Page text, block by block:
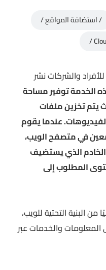
استضافة المواقع
والشركات نشر
الخدمة توفير مساحة
يتم تخزين ملفات
عندما يقوم
في متصفح الويب،
الذي يستضيف
المطلوب إلى
البنية التحتية للويب،
والخدمات عبر